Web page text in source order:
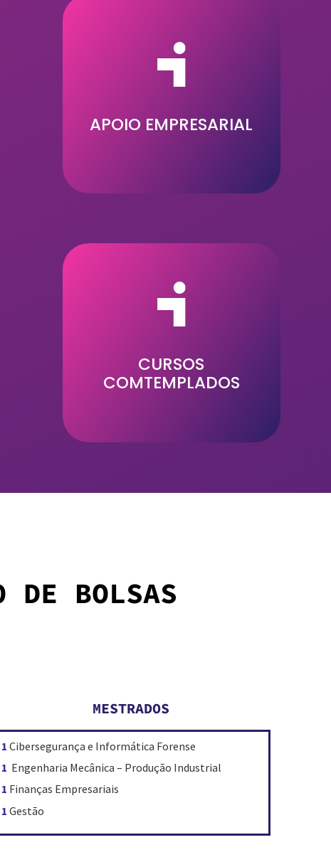
APOIO EMPRESARIAL
33,5k €
CURSOS
COMTEMPLADOS
15
DE BOLSAS
MESTRADOS
1 Cibersegurança e Informática Forense
1 Engenharia Mecânica – Produção Industrial
1 Finanças Empresariais
1 Gestão